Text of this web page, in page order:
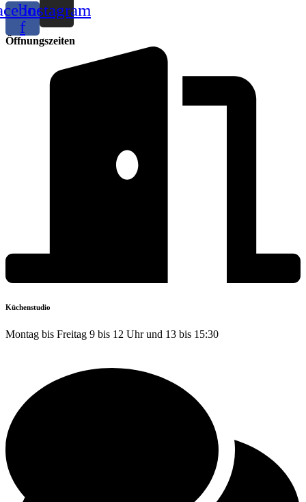
f
Instagram
Öffnungszeiten
Küchenstudio
Montag bis Freitag 9 bis 12 Uhr und 13 bis 15:30